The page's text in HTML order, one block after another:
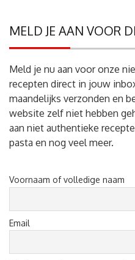
MELD JE AAN VOOR
Meld je nu aan voor onze
recepten direct in jouw
maandelijks verzonden en
website zelf niet hebben
aan niet authentieke
pasta en nog veel meer.
Voornaam of volledige naam
Email